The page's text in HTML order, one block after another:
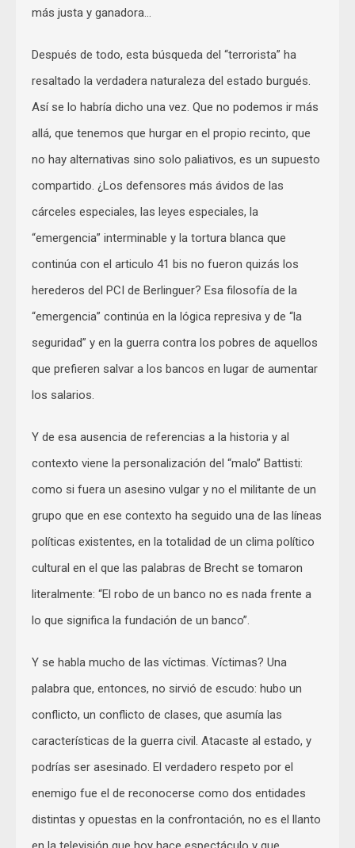
más justa y ganadora…
Después de todo, esta búsqueda del “terrorista” ha
resaltado la verdadera naturaleza del estado burgués.
Así se lo habría dicho una vez. Que no podemos ir más
allá, que tenemos que hurgar en el propio recinto, que
no hay alternativas sino solo paliativos, es un supuesto
compartido. ¿Los defensores más ávidos de las
cárceles especiales, las leyes especiales, la
“emergencia” interminable y la tortura blanca que
continúa con el articulo 41 bis no fueron quizás los
herederos del PCI de Berlinguer? Esa filosofía de la
“emergencia” continúa en la lógica represiva y de “la
seguridad” y en la guerra contra los pobres de aquellos
que prefieren salvar a los bancos en lugar de aumentar
los salarios.
Y de esa ausencia de referencias a la historia y al
contexto viene la personalización del “malo” Battisti:
como si fuera un asesino vulgar y no el militante de un
grupo que en ese contexto ha seguido una de las líneas
políticas existentes, en la totalidad de un clima político
cultural en el que las palabras de Brecht se tomaron
literalmente: “El robo de un banco no es nada frente a
lo que significa la fundación de un banco”.
Y se habla mucho de las víctimas. Víctimas? Una
palabra que, entonces, no sirvió de escudo: hubo un
conflicto, un conflicto de clases, que asumía las
características de la guerra civil. Atacaste al estado, y
podrías ser asesinado. El verdadero respeto por el
enemigo fue el de reconocerse como dos entidades
distintas y opuestas en la confrontación, no es el llanto